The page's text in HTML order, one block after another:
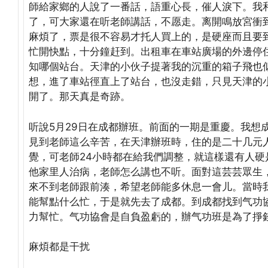
師給家鄉的人說了一番話，語重心長，催人淚下。
了，可大家還在听老師講話，不愿走。离開鳴放宮
麻煩了，票是很不容易才托人買上的，是硬座而且
忙開快點，十分鐘赶到。出租車在車站廣場的外邊
知哪個站台。天津的小伙子提著我的沉重的箱子飛
想，進了車站徑直上了站台，也沒走錯，只見天津
開了。那天真是奇跡。
听說5月29日在成都辦班。前面的一期是重慶。我想
見到老師這么辛苦，在天津辦班時，住的是二十几
覺，可老師24小時都在給我們調整，就這樣還有人
他家里人治病，老師怎么講也不听。面對這芸芸眾
來不到老師跟前湊，希望老師能多休息一會儿。當
能幫點什么忙，于是就先去了成都。到成都找到气
力幫忙。气功協會是自負盈虧的，辦气功班是為了掙
麻煩都是干扰